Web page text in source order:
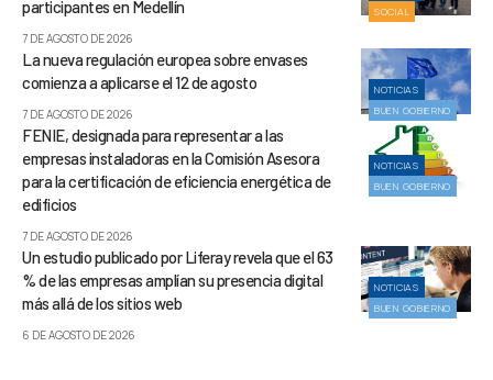
SOCIAL
participantes en Medellín
7 DE AGOSTO DE 2026
NOTICIAS
BUEN GOBIERNO
La nueva regulación europea sobre envases
comienza a aplicarse el 12 de agosto
7 DE AGOSTO DE 2026
NOTICIAS
BUEN GOBIERNO
FENIE, designada para representar a las
empresas instaladoras en la Comisión Asesora
para la certificación de eficiencia energética de
edificios
7 DE AGOSTO DE 2026
NOTICIAS
BUEN GOBIERNO
Un estudio publicado por Liferay revela que el 63
% de las empresas amplían su presencia digital
más allá de los sitios web
6 DE AGOSTO DE 2026